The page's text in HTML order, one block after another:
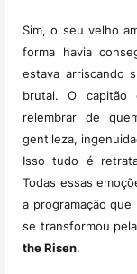
Sim, o seu velho
forma havia
estava arriscando
brutal. O capitão
relembrar de
gentileza,
Isso tudo é
Todas essas
a programação
se transformou
the Risen.